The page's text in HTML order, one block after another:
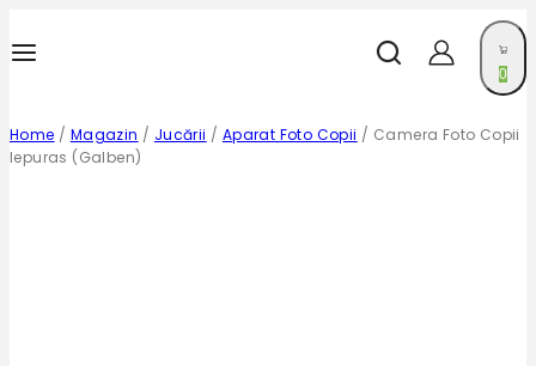
0
Home / Magazin / Jucării / Aparat Foto Copii / Camera Foto Copii
Iepuras (Galben)